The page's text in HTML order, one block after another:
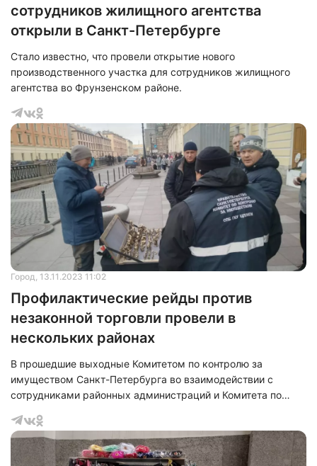
сотрудников жилищного агентства
открыли в Санкт-Петербурге
Стало известно, что провели открытие нового
производственного участка для сотрудников жилищного
агентства во Фрунзенском районе.
Город, 13.11.2023 11:02
Профилактические рейды против
незаконной торговли провели в
нескольких районах
В прошедшие выходные Комитетом по контролю за
имуществом Санкт-Петербурга во взаимодействии с
сотрудниками районных администраций и Комитета по
провели профилактические мероприятия по недопущению
размещения незаконных объектов торговли. Так в ходе
работ межведомственные группы осуществляли